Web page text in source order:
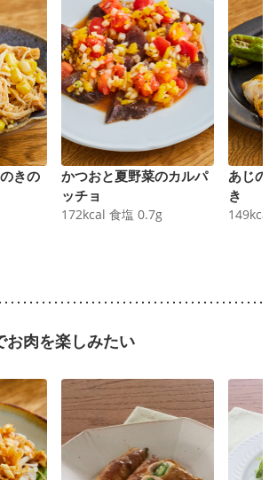
きの
かつおと夏野菜のカルパ
ッチョ
172kcal 食塩 0.7g
あじの
き
149kcal
お肉を楽しみたい